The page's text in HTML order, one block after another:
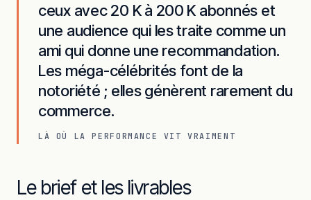
ceux avec 20 K à 200 K abonnés et
une audience qui les traite comme un
ami qui donne une recommandation.
Les méga-célébrités font de la
notoriété ; elles génèrent rarement du
commerce.
LÀ OÙ LA PERFORMANCE VIT VRAIMENT
Le brief et les livrables